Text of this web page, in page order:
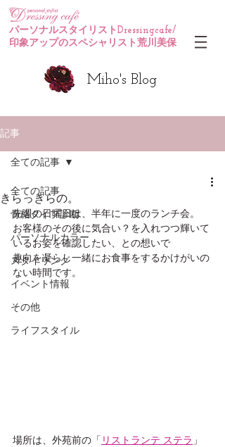
パーソナルスタイリストDressingcafe/
印象アップのスペシャリスト荒川美保
Miho's Blog
記事
全ての記事
骨格タイプ診断
パーソナルカラー
スタイリング
イベント情報
その他
ライフスタイル
全ての記事
きらっきらの。
先週の日曜日は、半年に一度のランチ会。
お客様のその後に気合い？を入れつつ輝いて
いるお姿を確認したい、との想いで
趣向を凝らし一緒にお食事をするかけがいの
ない時間です。
場所は、外苑前の「 リストランテ ステラ 」